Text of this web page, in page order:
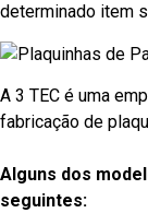
determinado item
A 3 TEC é uma
fabricação de
Alguns dos
seguintes: